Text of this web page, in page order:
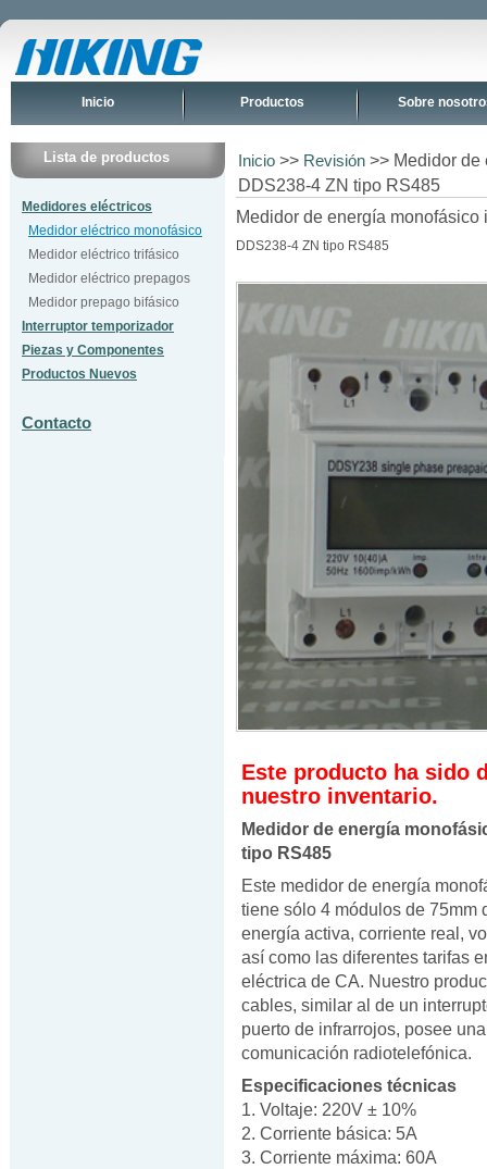
Inicio Productos Sobre
Lista de productos
Medidores eléctricos
Medidor eléctrico monofásico
Medidor eléctrico trifásico
Medidor eléctrico prepagos
Medidor prepago bifásico
Interruptor temporizador
Piezas y Componentes
Productos Nuevos
Contacto
Inicio >> Revisión >> Medidor
DDS238-4 ZN tipo RS485
Medidor de energía
DDS238-4 ZN tipo RS485
Este producto ha sido
nuestro inventario.
Medidor de energía
tipo RS485
Este medidor de energía
tiene sólo 4 módulos de 75mm
energía activa, corriente real,
así como las diferentes tarifas
eléctrica de CA. Nuestro
cables, similar al de un
puerto de infrarrojos, posee
comunicación radiotelefónica.
Especificaciones técnicas
1. Voltaje: 220V ± 10%
2. Corriente básica: 5A
3. Corriente máxima: 60A